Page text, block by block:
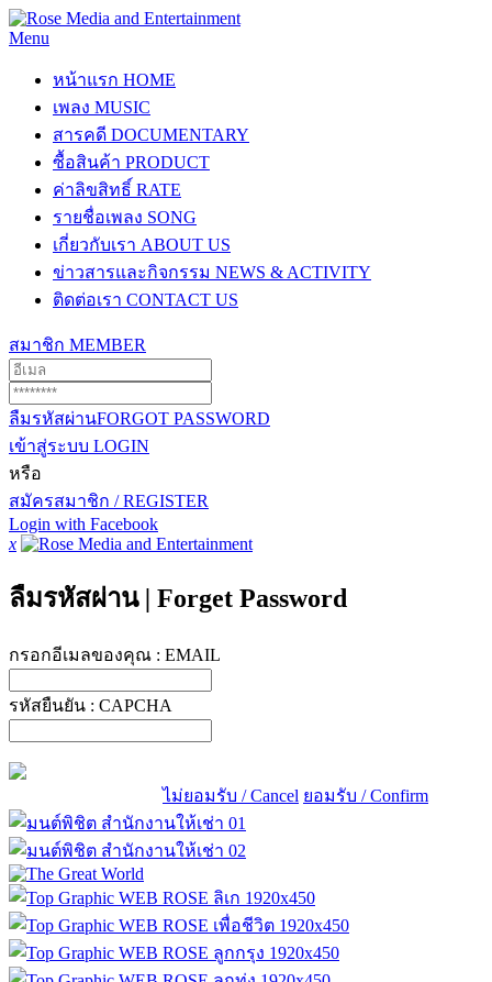
Menu
หน้าแรก HOME
เพลง MUSIC
สารคดี DOCUMENTARY
ซื้อสินค้า PRODUCT
ค่าลิขสิทธิ์ RATE
รายชื่อเพลง SONG
เกี่ยวกับเรา ABOUT US
ข่าวสารและกิจกรรม NEWS & ACTIVITY
ติดต่อเรา CONTACT US
สมาชิก MEMBER
ลืมรหัสผ่านFORGOT PASSWORD
เข้าสู่ระบบ LOGIN
หรือ
สมัครสมาชิก / REGISTER
Login with Facebook
x
ลืมรหัสผ่าน | Forget Password
กรอกอีเมลของคุณ : EMAIL
รหัสยืนยัน : CAPCHA
ไม่ยอมรับ / Cancel ยอมรับ / Confirm